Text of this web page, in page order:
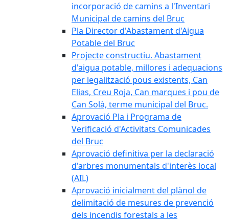
incorporació de camins a l'Inventari
Municipal de camins del Bruc
Pla Director d'Abastament d'Aigua
Potable del Bruc
Projecte constructiu. Abastament
d'aigua potable, millores i adequacions
per legalització pous existents, Can
Elias, Creu Roja, Can marques i pou de
Can Solà, terme municipal del Bruc.
Aprovació Pla i Programa de
Verificació d'Activitats Comunicades
del Bruc
Aprovació definitiva per la declaració
d'arbres monumentals d'interès local
(AIL)
Aprovació inicialment del plànol de
delimitació de mesures de prevenció
dels incendis forestals a les